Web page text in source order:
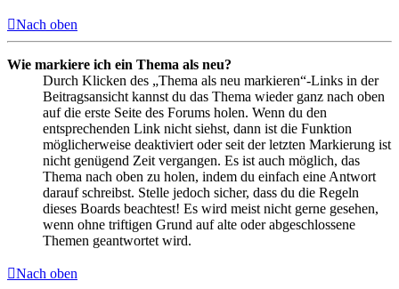
Nach oben
Wie markiere ich ein Thema als neu?
Durch Klicken des „Thema als neu markieren“-Links in der
Beitragsansicht kannst du das Thema wieder ganz nach oben
auf die erste Seite des Forums holen. Wenn du den
entsprechenden Link nicht siehst, dann ist die Funktion
möglicherweise deaktiviert oder seit der letzten Markierung ist
nicht genügend Zeit vergangen. Es ist auch möglich, das
Thema nach oben zu holen, indem du einfach eine Antwort
darauf schreibst. Stelle jedoch sicher, dass du die Regeln
dieses Boards beachtest! Es wird meist nicht gerne gesehen,
wenn ohne triftigen Grund auf alte oder abgeschlossene
Themen geantwortet wird.
Nach oben